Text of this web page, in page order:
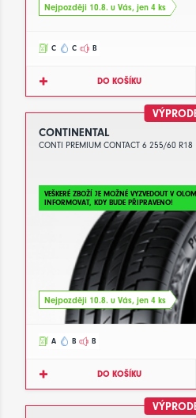
Nejpozději 10.8. u Vás, jen 4 ks
C C B
DO KOŠÍKU
CONTINENTAL
CONTI PREMIUM CONTACT 6 255/60
VEŠKERÉ ZBOŽÍ JE MOŽNÉ VYZVEDOUT V
INFORMOVAT, KDY BUDE PŘIPRAVENO!
Nejpozději 10.8. u Vás, jen 4 ks
A B B
DO KOŠÍKU